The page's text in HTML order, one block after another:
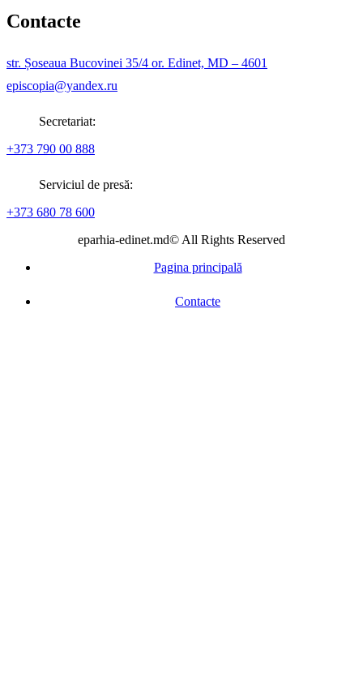
Contacte
str. Șoseaua Bucovinei 35/4 or. Edinet, MD – 4601
episcopia@yandex.ru
Secretariat:
+373 790 00 888
Serviciul de presă:
+373 680 78 600
eparhia-edinet.md© All Rights Reserved
Pagina principală
Contacte